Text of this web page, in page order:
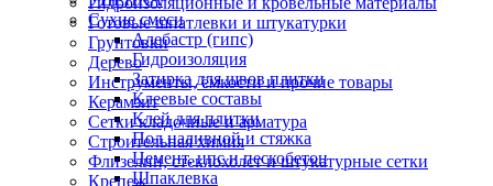
Готовые шпатлевки и штукатурки
Грунтовки
Дерево
Инструменты, ёмкости и прочие товары
Керамзит
Сетки кладочные и арматура
Строительная химия
Флизелин, стеклохолст и штукатурные сетки
Крепеж
Сухие смеси
Алебастр (гипс)
Гидроизоляция
Затирка для швов плитки
Клеевые составы
Клей для плитки
Пол наливной и стяжка
Цемент, цпс и пескобетон
Шпаклевка